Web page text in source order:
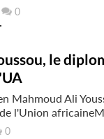
0
le
Mahmoud Ali
l'Union
0